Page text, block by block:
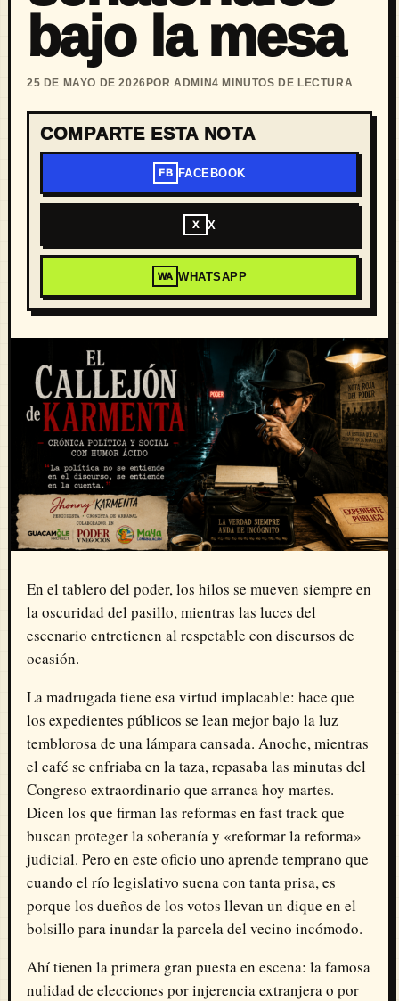
bajo la mesa
25 DE MAYO DE 2026 POR ADMIN4 MINUTOS DE LECTURA
COMPARTE ESTA NOTA
FB FACEBOOK
X X
WA WHATSAPP
En el tablero del poder, los hilos se mueven siempre en
la oscuridad del pasillo, mientras las luces del
escenario entretienen al respetable con discursos de
ocasión.
La madrugada tiene esa virtud implacable: hace que
los expedientes públicos se lean mejor bajo la luz
temblorosa de una lámpara cansada. Anoche, mientras
el café se enfriaba en la taza, repasaba las minutas del
Congreso extraordinario que arranca hoy martes.
Dicen los que firman las reformas en fast track que
buscan proteger la soberanía y «reformar la reforma»
judicial. Pero en este oficio uno aprende temprano que
cuando el río legislativo suena con tanta prisa, es
porque los dueños de los votos llevan un dique en el
bolsillo para inundar la parcela del vecino incómodo.
Ahí tienen la primera gran puesta en escena: la famosa
nulidad de elecciones por injerencia extranjera o por